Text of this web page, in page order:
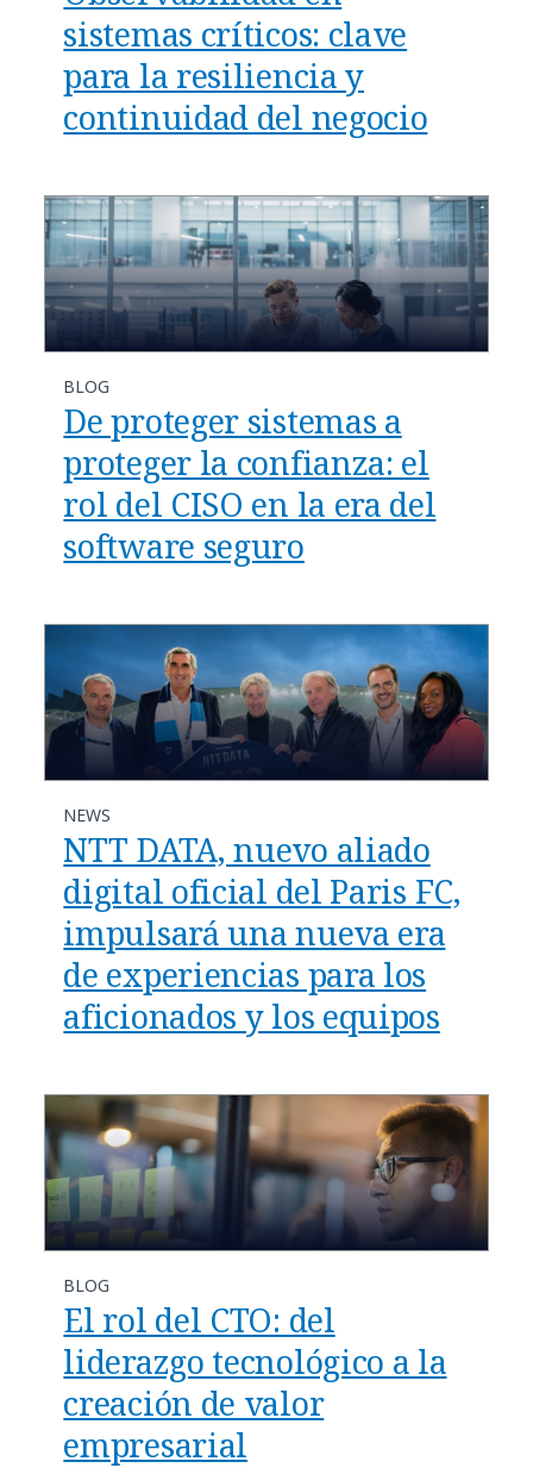
sistemas críticos: clave
para la resiliencia y
continuidad del negocio
BLOG
De proteger sistemas a
proteger la confianza: el
rol del CISO en la era del
software seguro
NEWS
NTT DATA, nuevo aliado
digital oficial del Paris FC,
impulsará una nueva era
de experiencias para los
aficionados y los equipos
BLOG
El rol del CTO: del
liderazgo tecnológico a la
creación de valor
empresarial